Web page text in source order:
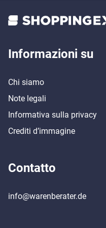
Informazioni su
Chi siamo
Note legali
Informativa sulla privacy
Crediti d’immagine
Contatto
info@warenberater.de